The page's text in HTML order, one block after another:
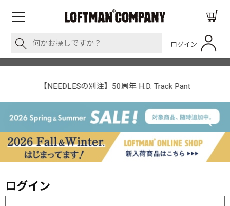
ログイン
SHOP LIST
【NEEDLESの別注】50周年 H.D. Track Pant
ログイン